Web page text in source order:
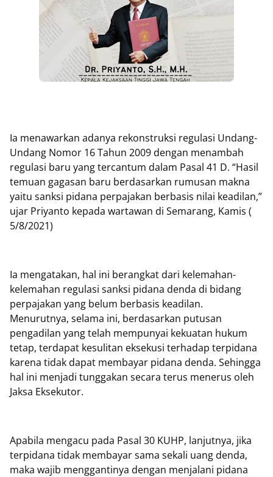
Ia menawarkan adanya rekonstruksi regulasi Undang-
Undang Nomor 16 Tahun 2009 dengan menambah
regulasi baru yang tercantum dalam Pasal 41 D. “Hasil
temuan gagasan baru berdasarkan rumusan makna
yaitu sanksi pidana perpajakan berbasis nilai keadilan,”
ujar Priyanto kepada wartawan di Semarang, Kamis (
5/8/2021)
Ia mengatakan, hal ini berangkat dari kelemahan-
kelemahan regulasi sanksi pidana denda di bidang
perpajakan yang belum berbasis keadilan.
Menurutnya, selama ini, berdasarkan putusan
pengadilan yang telah mempunyai kekuatan hukum
tetap, terdapat kesulitan eksekusi terhadap terpidana
karena tidak dapat membayar pidana denda. Sehingga
hal ini menjadi tunggakan secara terus menerus oleh
Jaksa Eksekutor.
Apabila mengacu pada Pasal 30 KUHP, lanjutnya, jika
terpidana tidak membayar sama sekali uang denda,
maka wajib menggantinya dengan menjalani pidana